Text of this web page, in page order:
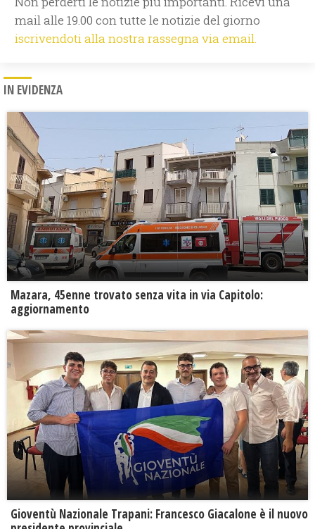
mail alle 19.00 con tutte le notizie del giorno
iscrivendoti alla nostra rassegna via email.
IN EVIDENZA
Mazara, 45enne trovato senza vita in via Capitolo:
aggiornamento
Gioventù Nazionale Trapani: Francesco Giacalone è il nuovo